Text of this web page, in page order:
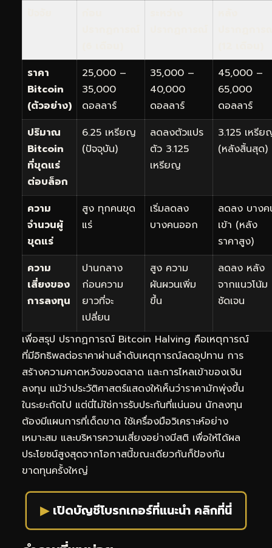
ราคา
Bitcoin
(ตัวอย่าง)
25,000 –
35,000
ดอลลาร์
35,000 –
40,000
ดอลลาร์
45,000 –
65,000
ดอลลาร์
ปริมาณ
Bitcoin
ที่ขุดแร่
ต่อบล็อก
6.25 เหรียญ
(ปัจจุบัน)
ลดลงตัวแปร
ตัว 3.125
เหรียญ
3.125 เหรี
(หลังสิ้นสุด)
ความ
จำนวนผู้
ขุดแร่
สูง ทุกคนขุด
แร่
เริ่มลดลง
บางคนออก
ลดลง บาง
เข้า (หลัง
ราคาสูง)
ความ
เสี่ยงของ
การลงทุน
ปานกลาง
ก่อนความ
ยาวที่จะ
เปลี่ยน
สูง ความ
ผันผวนเพิ่ม
ขึ้น
ลดลง หลัง
จากแนวโน้ม
ชัดเจน
เพื่อสรุป ปรากฏการณ์ Bitcoin Halving คือเหตุการณ์
ที่มีอิทธิพลต่อราคาผ่านลำดับเหตุการณ์ลดอุปทาน การ
สร้างความคาดหวังของตลาด และการไหลเข้าของเงิน
ลงทุน แม้ว่าประวัติศาสตร์แสดงให้เห็นว่าราคามักพุ่งขึ้น
ในระยะถัดไป แต่นี่ไม่ใช่การรับประกันที่แน่นอน นักลงทุน
ต้องมีแผนการที่เด็ดขาด ใช้เครื่องมือวิเคราะห์อย่าง
เหมาะสม และบริหารความเสี่ยงอย่างมีสติ เพื่อให้ได้ผล
ประโยชน์สูงสุดจากโอกาสนี้ขณะเดียวกันก็ป้องกัน
ขาดทุนครั้งใหญ่
▶เปิดบัญชีโบรกเกอร์ที่แนะนำ คลิกที่นี่